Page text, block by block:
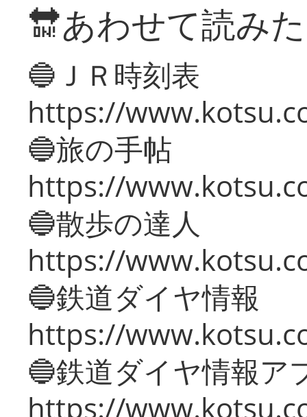
🔛あわせて読み
🔵ＪＲ時刻表
https://
🔵旅の手帖
https://
🔵散歩の達人
https://
🔵鉄道ダイヤ情報
https://
🔵鉄道ダイヤ情報ア
https://